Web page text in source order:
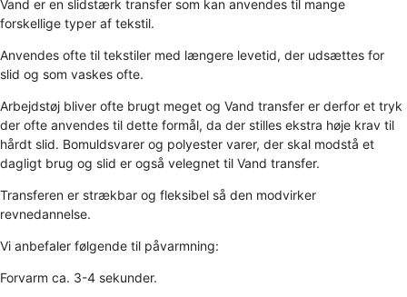
Vand er en slidstærk transfer som kan anvendes til mange
forskellige typer af tekstil.
Anvendes ofte til tekstiler med længere levetid, der udsættes for
slid og som vaskes ofte.
Arbejdstøj bliver ofte brugt meget og Vand transfer er derfor et tryk
der ofte anvendes til dette formål, da der stilles ekstra høje krav til
hårdt slid. Bomuldsvarer og polyester varer, der skal modstå et
dagligt brug og slid er også velegnet til Vand transfer.
Transferen er strækbar og fleksibel så den modvirker
revnedannelse.
Vi anbefaler følgende til påvarmning:
Forvarm ca. 3-4 sekunder.